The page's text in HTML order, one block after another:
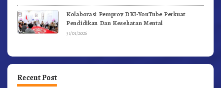
Kolaborasi Pemprov DKI-YouTube Perkuat
Pendidikan Dan Kesehatan Mental
31/01/2026
Recent Post